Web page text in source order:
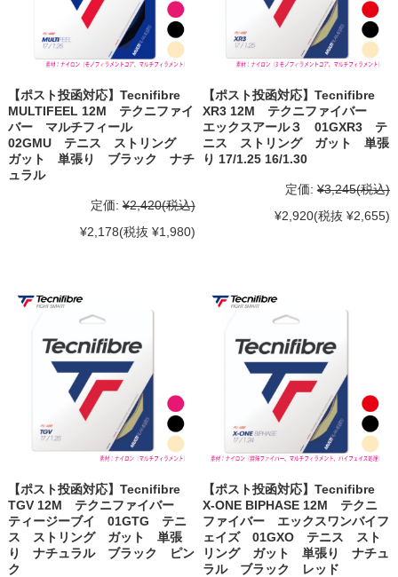
【ポスト投函対応】Tecnifibre
MULTIFEEL 12M テクニファイ
バー マルチフィール
02GMU テニス ストリング
ガット 単張り ブラック ナチ
ュラル
定価: ¥2,420(税込)
¥2,178(税抜 ¥1,980)
【ポスト投函対応】Tecnifibre
XR3 12M テクニファイバー
エックスアール３ 01GXR3 テ
ニス ストリング ガット 単張
り 17/1.25 16/1.30
定価: ¥3,245(税込)
¥2,920(税抜 ¥2,655)
【ポスト投函対応】Tecnifibre
TGV 12M テクニファイバー
ティージーブイ 01GTG テニ
ス ストリング ガット 単張
り ナチュラル ブラック ピン
ク
【ポスト投函対応】Tecnifibre
X-ONE BIPHASE 12M テクニ
ファイバー エックスワンバイフ
ェイズ 01GXO テニス スト
リング ガット 単張り ナチュ
ラル ブラック レッド